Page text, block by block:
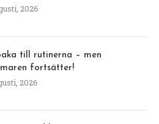
2026
till rutinerna – men
fortsätter!
2026